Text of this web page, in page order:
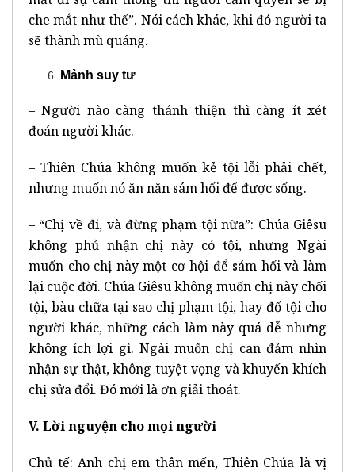
che mắt như thế”. Nói cách khác, khi đó người ta
sẽ thành mù quáng.
Mảnh suy tư
– Người nào càng thánh thiện thì càng ít xét
đoán người khác.
– Thiên Chúa không muốn kẻ tội lỗi phải chết,
nhưng muốn nó ăn năn sám hối để được sống.
– “Chị về đi, và đừng phạm tội nữa”: Chúa Giêsu
không phủ nhận chị này có tội, nhưng Ngài
muốn cho chị này một cơ hội để sám hối và làm
lại cuộc đời. Chúa Giêsu không muốn chị này chối
tội, bàu chữa tại sao chị phạm tội, hay đổ tội cho
người khác, những cách làm này quá dễ nhưng
không ích lợi gì. Ngài muốn chị can đảm nhìn
nhận sự thật, không tuyệt vọng và khuyến khích
chị sửa đổi. Đó mới là ơn giải thoát.
V. Lời nguyện cho mọi người
Chủ tế: Anh chị em thân mến, Thiên Chúa là vị